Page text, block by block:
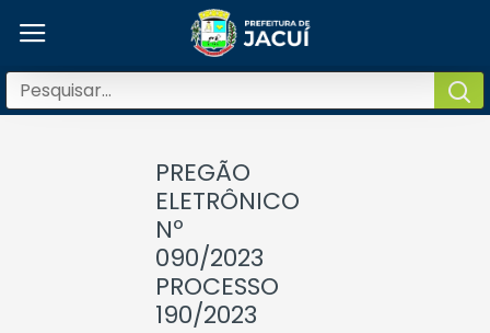
PREGÃO
ELETRÔNICO
Nº
090/2023
PROCESSO
190/2023